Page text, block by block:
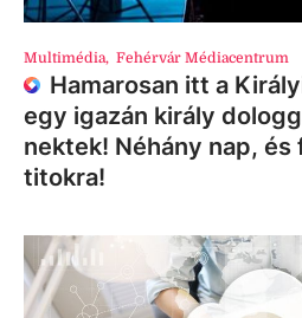
Multimédia, Fehérvár Médiacentrum
Hamarosan itt a
egy igazán király
nektek! Néhány nap, és
titokra!